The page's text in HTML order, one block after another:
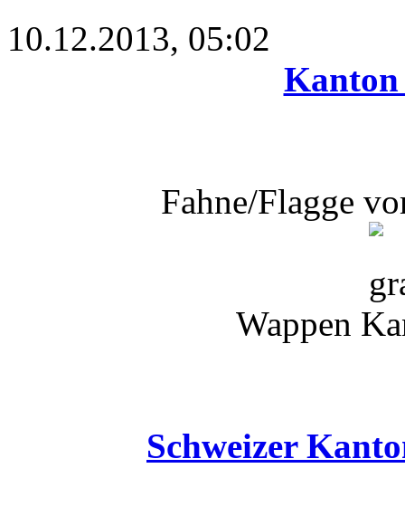
10.12.2013, 05:02
Fahne/Flagge
Wappen
Schweizer